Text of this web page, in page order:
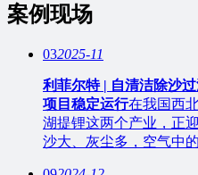
案例现场
032025-11
利菲尔特 | 自清洁除沙
项目稳定运行在我国西
湖提锂这两个产业，正
沙大、灰尘多，空气中